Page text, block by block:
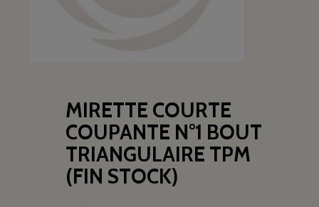
MIRETTE COURTE
COUPANTE N°1 BOUT
TRIANGULAIRE TPM
(FIN STOCK)